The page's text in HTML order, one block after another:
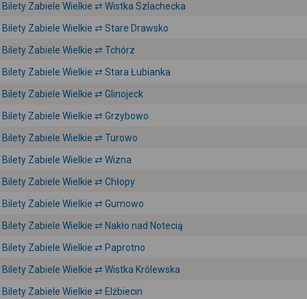
Bilety Zabiele Wielkie ⇄ Wistka Szlachecka
Bilety Zabiele Wielkie ⇄ Stare Drawsko
Bilety Zabiele Wielkie ⇄ Tchórz
Bilety Zabiele Wielkie ⇄ Stara Łubianka
Bilety Zabiele Wielkie ⇄ Glinojeck
Bilety Zabiele Wielkie ⇄ Grzybowo
Bilety Zabiele Wielkie ⇄ Turowo
Bilety Zabiele Wielkie ⇄ Wizna
Bilety Zabiele Wielkie ⇄ Chłopy
Bilety Zabiele Wielkie ⇄ Gumowo
Bilety Zabiele Wielkie ⇄ Nakło nad Notecią
Bilety Zabiele Wielkie ⇄ Paprotno
Bilety Zabiele Wielkie ⇄ Wistka Królewska
Bilety Zabiele Wielkie ⇄ Elżbiecin